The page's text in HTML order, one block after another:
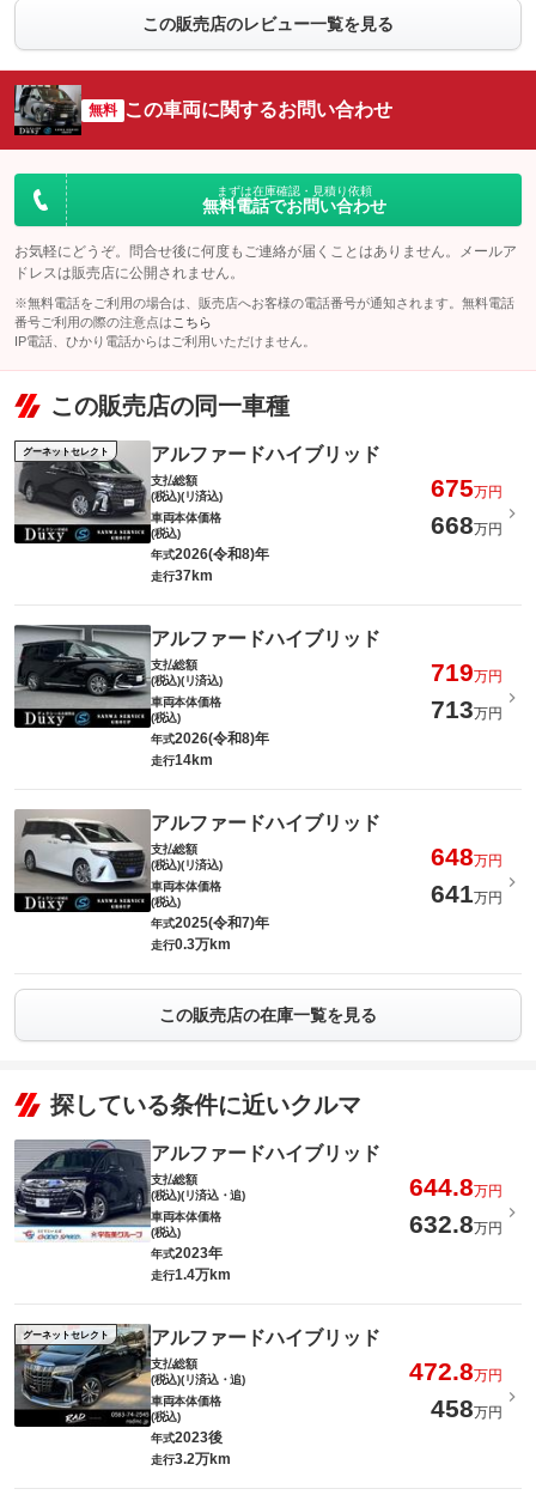
この販売店のレビュー一覧を見る
無料 この車両に関するお問い合わせ
まずは在庫確認・見積り依頼
無料電話でお問い合わせ
お気軽にどうぞ。問合せ後に何度もご連絡が届くことはありません。メールア
ドレスは販売店に公開されません。
※無料電話をご利用の場合は、販売店へお客様の電話番号が通知されます。無料電話
番号ご利用の際の注意点は こちら
IP電話、ひかり電話からはご利用いただけません。
この販売店の同一車種
グーネットセレクト アルファードハイブリッド
支払総額
(税込)(リ済込)
675万円
車両本体価格
(税込)
668万円
年式2026(令和8)年
走行37km
アルファードハイブリッド
支払総額
(税込)(リ済込)
719万円
車両本体価格
(税込)
713万円
年式2026(令和8)年
走行14km
アルファードハイブリッド
支払総額
(税込)(リ済込)
648万円
車両本体価格
(税込)
641万円
年式2025(令和7)年
走行0.3万km
この販売店の在庫一覧を見る
探している条件に近いクルマ
アルファードハイブリッド
支払総額
(税込)(リ済込・追)
644.8万円
車両本体価格
(税込)
632.8万円
年式2023年
走行1.4万km
グーネットセレクト アルファードハイブリッド
支払総額
(税込)(リ済込・追)
472.8万円
車両本体価格
(税込)
458万円
年式2023後
走行3.2万km